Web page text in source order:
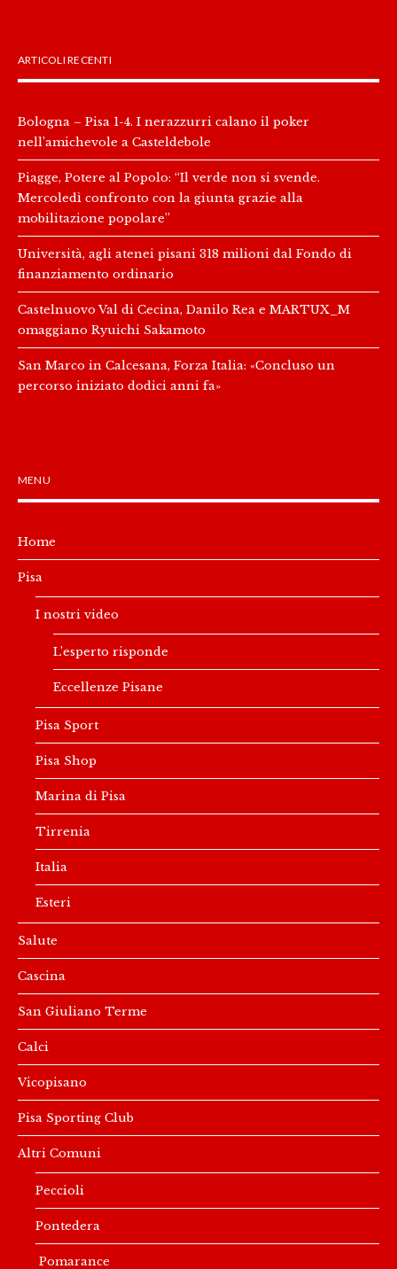
ARTICOLI RECENTI
Bologna – Pisa 1-4. I nerazzurri calano il poker
nell’amichevole a Casteldebole
Piagge, Potere al Popolo: “Il verde non si svende.
Mercoledì confronto con la giunta grazie alla
mobilitazione popolare”
Università, agli atenei pisani 318 milioni dal Fondo di
finanziamento ordinario
Castelnuovo Val di Cecina, Danilo Rea e MARTUX_M
omaggiano Ryuichi Sakamoto
San Marco in Calcesana, Forza Italia: «Concluso un
percorso iniziato dodici anni fa»
MENU
Home
Pisa
I nostri video
L’esperto risponde
Eccellenze Pisane
Pisa Sport
Pisa Shop
Marina di Pisa
Tirrenia
Italia
Esteri
Salute
Cascina
San Giuliano Terme
Calci
Vicopisano
Pisa Sporting Club
Altri Comuni
Peccioli
Pontedera
Pomarance